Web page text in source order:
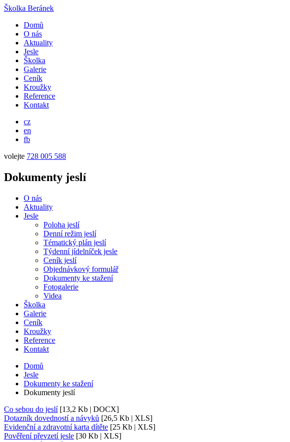
Školka Beránek
Domů
O nás
Aktuality
Jesle
Školka
Galerie
Ceník
Kroužky
Reference
Kontakt
cz
en
fb
volejte 728 005 588
Dokumenty jeslí
O nás
Aktuality
Jesle
Poloha jeslí
Denní režim jeslí
Tématický plán jeslí
Týdenní jídelníček jesle
Ceník jeslí
Objednávkový formulář
Dokumenty ke stažení
Fotogalerie
Videa
Školka
Galerie
Ceník
Kroužky
Reference
Kontakt
Domů
Jesle
Dokumenty ke stažení
Dokumenty jeslí
Co sebou do jeslí [13,2 Kb | DOCX]
Dotazník dovedností a návyků [26,5 Kb | XLS]
Evidenční a zdravotní karta dítěte [25 Kb | XLS]
Pověření převzetí jesle [30 Kb | XLS]